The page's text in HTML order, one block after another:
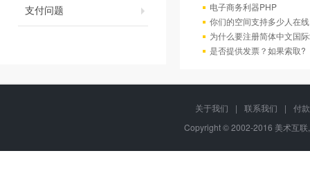
支付问题
电子商务利器PHP
你们的空间支持多少人在
为什么要注册简体中文国
是否提供发票？如果索取?
关于我们 | 联系我们 |
付
Copyright © 2002-2016 美术互